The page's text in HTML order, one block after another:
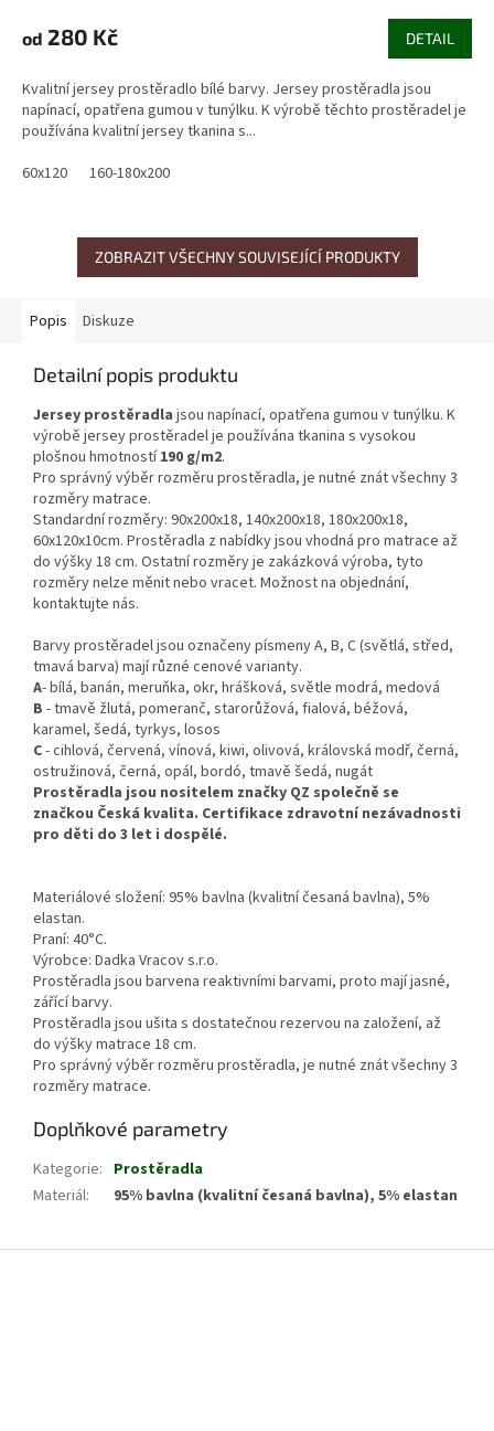
od 280 Kč DETAIL
Kvalitní jersey prostěradlo bílé barvy. Jersey prostěradla jsou
napínací, opatřena gumou v tunýlku. K výrobě těchto prostěradel je
používána kvalitní jersey tkanina s...
60x120
160-180x200
ZOBRAZIT VŠECHNY SOUVISEJÍCÍ PRODUKTY
Popis Diskuze
Detailní popis produktu
Jersey prostěradla jsou napínací, opatřena gumou v tunýlku. K
výrobě jersey prostěradel je používána tkanina s vysokou
plošnou hmotností190 g/m2.
Pro správný výběr rozměru prostěradla, je nutné znát všechny 3
rozměry matrace.
Standardní rozměry: 90x200x18, 140x200x18, 180x200x18,
60x120x10cm. Prostěradla z nabídky jsou vhodná pro matrace až
do výšky 18 cm. Ostatní rozměry je zakázková výroba, tyto
rozměry nelze měnit nebo vracet. Možnost na objednání,
kontaktujte nás.
Barvy prostěradel jsou označeny písmeny A, B, C (světlá, střed,
tmavá barva) mají různé cenové varianty.
A- bílá, banán, meruňka, okr, hrášková, světle modrá, medová
B - tmavě žlutá, pomeranč, starorůžová, fialová, béžová,
karamel, šedá, tyrkys, losos
C- cihlová, červená, vínová, kiwi, olivová, královská modř, černá,
ostružinová, černá, opál, bordó, tmavě šedá, nugát
Prostěradla jsou nositelem značky QZ společně se
značkou Česká kvalita. Certifikace zdravotní nezávadnosti
pro děti do 3 let i dospělé.
Materiálové složení: 95% bavlna (kvalitní česaná bavlna), 5%
elastan.
Praní: 40°C.
Výrobce: Dadka Vracov s.r.o.
Prostěradla jsou barvena reaktivními barvami, proto mají jasné,
zářící barvy.
Prostěradla jsou ušita s dostatečnou rezervou na založení, až
do výšky matrace 18 cm.
Pro správný výběr rozměru prostěradla, je nutné znát všechny 3
rozměry matrace.
Doplňkové parametry
Kategorie: Prostěradla
Materiál: 95% bavlna (kvalitní česaná bavlna), 5% elastan